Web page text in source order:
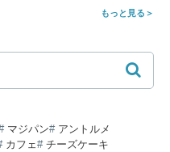
もっと見る
マジパン
アントルメ
カフェ
チーズケーキ